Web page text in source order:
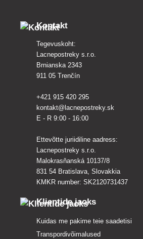
Kontakt
Tegevuskoht:
Lacnepostreky s.r.o.
Brnianska 2343
911 05 Trenčín
+421 915 420 295
kontakt@lacnepostreky.sk
E - R 9:00 - 16:00
Ettevõtte juriidiline aadress:
Lacnepostreky s.r.o.
Malokrasňanská 10137/8
831 54 Bratislava, Slovakkia
KMKR number: SK2120731437
Klientide jaoks
Kuidas me pakime teie saadetisi
Transpordivõimalused